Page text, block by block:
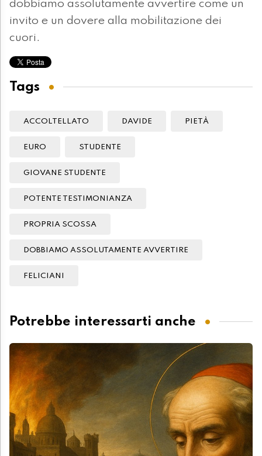
dobbiamo assolutamente avvertire come un
invito e un dovere alla mobilitazione dei
cuori.
Tags
ACCOLTELLATO DAVIDE PIETÀ
EURO STUDENTE
GIOVANE STUDENTE
POTENTE TESTIMONIANZA
PROPRIA SCOSSA
DOBBIAMO ASSOLUTAMENTE AVVERTIRE
FELICIANI
Potrebbe interessarti anche